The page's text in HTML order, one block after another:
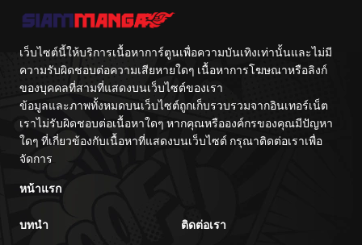
ตอนที่ 30
ตอนที่ 29 09/15/2025
ตอนที่ 28 09/15/2025
ตอนที่ 27
จักรพรรดิเทพดาบ
ผงาดเหนือชาติภพ
เว็บไซต์นี้ให้บริการเนื้อหาการ์ตูนเพื่อความบันเทิงเท่านั้นและไม่มี
ความรับผิดชอบต่อความเสียหายใดๆ เนื้อหาการโฆษณาหรือลิงก์
ของบุคคลที่สามที่แสดงบนเว็บไซต์ของเรา
ข้อมูลและภาพทั้งหมดบนเว็บไซต์ถูกเก็บรวบรวมจากอินเทอร์เน็ต
เราไม่รับผิดชอบต่อเนื้อหาใดๆ หากคุณหรือองค์กรของคุณมีปัญหา
ใดๆ ที่เกี่ยวข้องกับเนื้อหาที่แสดงบนเว็บไซต์ กรุณาติดต่อเราเพื่อ
จัดการ
หน้าแรก
บทนำ ติดต่อเรา